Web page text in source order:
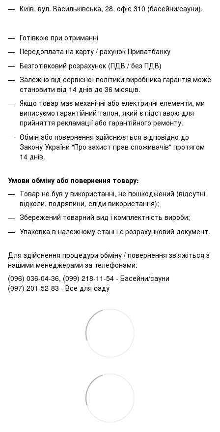
Київ, вул. Васильківська, 28, офіс 310 (басейни/сауни).
Готівкою при отриманні
Передоплата на карту / рахунок Приватбанку
Безготівковий розрахунок (ПДВ / без ПДВ)
Залежно від сервісної політики виробника гарантія може
становити від 14 днів до 36 місяців.
Якщо товар має механічні або електричні елементи, ми
виписуємо гарантійний талон, який є підставою для
прийняття рекламації або гарантійного ремонту.
Обмін або повернення здійснюється відповідно до
Закону України "Про захист прав споживачів" протягом
14 днів.
Умови обміну або повернення товару:
Товар не був у використанні, не пошкоджений (відсутні
відколи, подряпини, сліди використання);
Збережений товарний вид і комплектність вироби;
Упаковка в належному стані і є розрахунковий документ.
Для здійснення процедури обміну / повернення зв'яжіться з
нашими менеджерами за телефонами:
(096) 036-04-36, (099) 218-11-54 - Басейни/сауни
(097) 201-52-83 - Все для саду